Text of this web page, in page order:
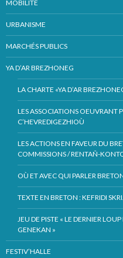
MOBILITÉ
URBANISME
MARCHÉS PUBLICS
YA D’AR BREZHONEG
LA CHARTE «YA D’AR
LES ASSOCIATIONS OEUVRANT
C’HEVREDIGEZHIOÙ
LES ACTIONS EN FAVEUR DU
COMMISSIONS / RENTAÑ-
OÙ ET AVEC QUI PARLER
TEXTE EN BRETON : KEFRIDI
JEU DE PISTE « LE DERNIER
GENEKAN »
FESTIV’HALLE